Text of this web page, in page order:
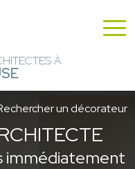
À
un décorateur
immédiatement